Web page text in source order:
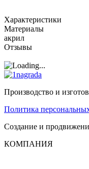
Характеристики
Материалы
акрил
Отзывы
Производство и
Политика
Создание и
КОМПАНИЯ